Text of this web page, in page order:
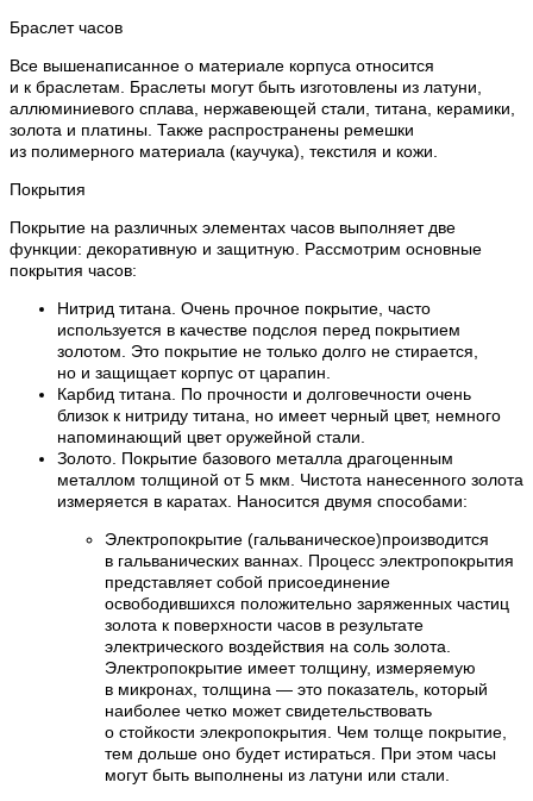
Браслет часов
Все вышенаписанное о материале корпуса относится
и к браслетам. Браслеты могут быть изготовлены из латуни,
аллюминиевого сплава, нержавеющей стали, титана, керамики,
золота и платины. Также распространены ремешки
из полимерного материала (каучука), текстиля и кожи.
Покрытия
Покрытие на различных элементах часов выполняет две
функции: декоративную и защитную. Рассмотрим основные
покрытия часов:
Нитрид титана. Очень прочное покрытие, часто
используется в качестве подслоя перед покрытием
золотом. Это покрытие не только долго не стирается,
но и защищает корпус от царапин.
Карбид титана. По прочности и долговечности очень
близок к нитриду титана, но имеет черный цвет, немного
напоминающий цвет оружейной стали.
Золото. Покрытие базового металла драгоценным
металлом толщиной от 5 мкм. Чистота нанесенного золота
измеряется в каратах. Наносится двумя способами:
Электропокрытие (гальваническое)производится
в гальванических ваннах. Процесс электропокрытия
представляет собой присоединение
освободившихся положительно заряженных частиц
золота к поверхности часов в результате
электрического воздействия на соль золота.
Электропокрытие имеет толщину, измеряемую
в микронах, толщина — это показатель, который
наиболее четко может свидетельствовать
о стойкости элекропокрытия. Чем толще покрытие,
тем дольше оно будет истираться. При этом часы
могут быть выполнены из латуни или стали.